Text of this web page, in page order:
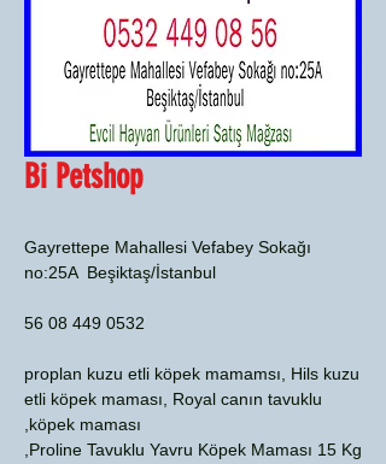
Bi Petshop
Gayrettepe Mahallesi Vefabey Sokağı
no:25A Beşiktaş/İstanbul
0532 449 08 56
proplan kuzu etli köpek mamamsı, Hils kuzu
etli köpek maması, Royal canın tavuklu
köpek maması,
Proline Tavuklu Yavru Köpek Maması 15 Kg,